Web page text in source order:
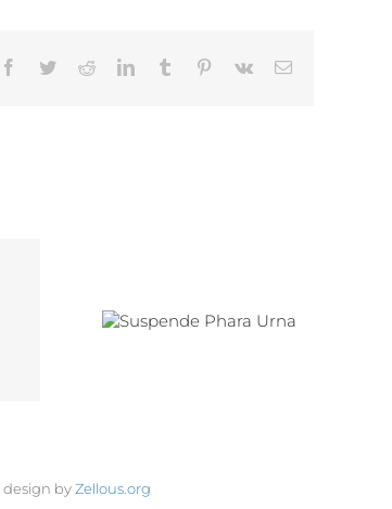
Facebook
TwitterRedditLinkedInTumblr Pinterest
Vk Email
byZellous.org